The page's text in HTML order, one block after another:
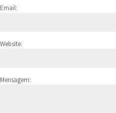
Email:
Website:
Mensagem: